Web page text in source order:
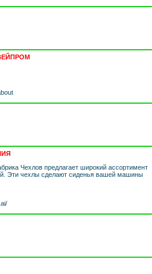
Чехлов предлагает широкий ассортимент
Эти чехлы сделают сиденья вашей машины